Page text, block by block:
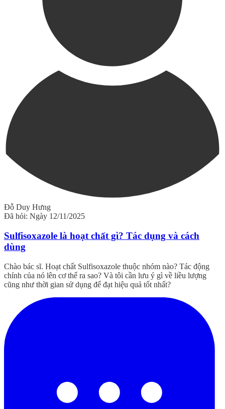
Đỗ Duy Hưng
Đã hỏi: Ngày 12/11/2025
Sulfisoxazole là hoạt chất gì? Tác dụng và cách
dùng
Chào bác sĩ. Hoạt chất Sulfisoxazole thuộc nhóm nào? Tác động
chính của nó lên cơ thể ra sao? Và tôi cần lưu ý gì về liều lượng
cũng như thời gian sử dụng để đạt hiệu quả tốt nhất?